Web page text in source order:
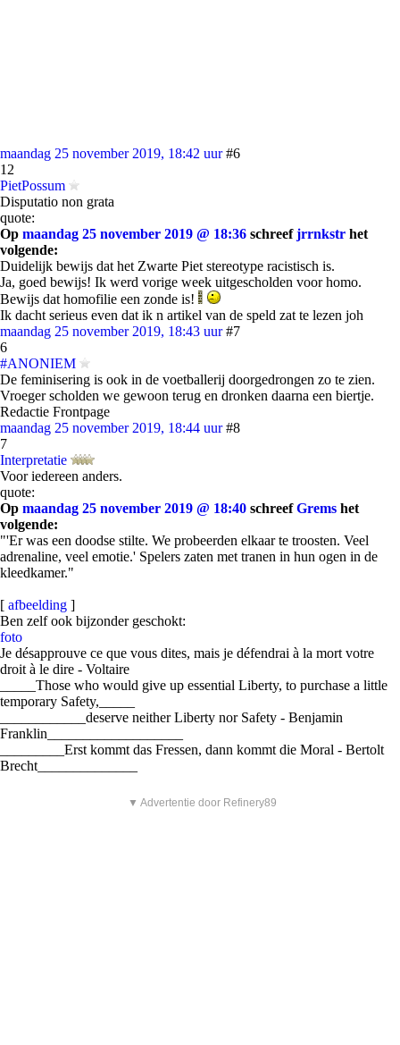
maandag 25 november 2019, 18:42 uur #6
12
PietPossum
Disputatio non grata
quote:
Op maandag 25 november 2019 @ 18:36 schreefjrrnkstr het
volgende:
Duidelijk bewijs dat het Zwarte Piet stereotype racistisch is.
Ja, goed bewijs! Ik werd vorige week uitgescholden voor homo.
Bewijs dat homofilie een zonde is!
Ik dacht serieus even dat ik n artikel van de speld zat te lezen joh
maandag 25 november 2019, 18:43 uur #7
6
#ANONIEM
De feminisering is ook in de voetballerij doorgedrongen zo te zien.
Vroeger scholden we gewoon terug en dronken daarna een biertje.
Redactie Frontpage
maandag 25 november 2019, 18:44 uur #8
7
Interpretatie
Voor iedereen anders.
quote:
Op maandag 25 november 2019 @ 18:40 schreefGrems het
volgende:
"'Er was een doodse stilte. We probeerden elkaar te troosten. Veel
adrenaline, veel emotie.' Spelers zaten met tranen in hun ogen in de
kleedkamer."
[ afbeelding ]
Ben zelf ook bijzonder geschokt:
foto
Je désapprouve ce que vous dites, mais je défendrai à la mort votre
droit à le dire - Voltaire
_____Those who would give up essential Liberty, to purchase a little
temporary Safety,_____
____________deserve neither Liberty nor Safety - Benjamin
Franklin___________________
_________Erst kommt das Fressen, dann kommt die Moral - Bertolt
Brecht______________
▼ Advertentie door Refinery89